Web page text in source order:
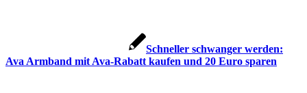
Schnel­ler schwan­ger wer­den:
Ava Arm­band mit Ava-Rabatt kau­fen und 20 Euro spa­ren